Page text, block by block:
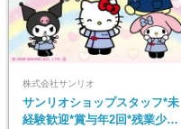
株式会社サンリオ
サンリオショップスタッフ*未
経験歓迎*賞与年2回*残業少な